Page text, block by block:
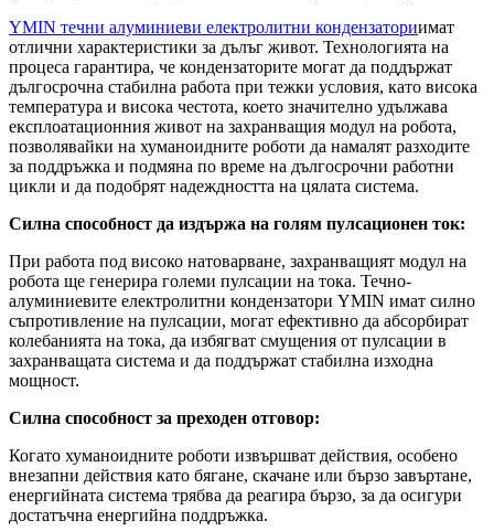
YMIN течни алуминиеви електролитни кондензаториимат
отлични характеристики за дълъг живот. Технологията на
процеса гарантира, че кондензаторите могат да поддържат
дългосрочна стабилна работа при тежки условия, като висока
температура и висока честота, което значително удължава
експлоатационния живот на захранващия модул на робота,
позволявайки на хуманоидните роботи да намалят разходите
за поддръжка и подмяна по време на дългосрочни работни
цикли и да подобрят надеждността на цялата система.
Силна способност да издържа на голям пулсационен ток:
При работа под високо натоварване, захранващият модул на
робота ще генерира големи пулсации на тока. Течно-
алуминиевите електролитни кондензатори YMIN имат силно
съпротивление на пулсации, могат ефективно да абсорбират
колебанията на тока, да избягват смущения от пулсации в
захранващата система и да поддържат стабилна изходна
мощност.
Силна способност за преходен отговор:
Когато хуманоидните роботи извършват действия, особено
внезапни действия като бягане, скачане или бързо завъртане,
енергийната система трябва да реагира бързо, за да осигури
достатъчна енергийна поддръжка.